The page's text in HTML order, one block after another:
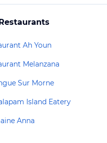
Ah Youn
Melanzana
Sur Morne
Island Eatery
Anna